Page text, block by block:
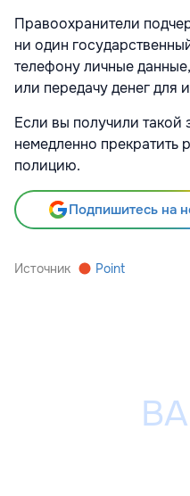
Правоохранители
ни один
телефону личные
или передачу денег для
Если вы получили такой
немедленно прекратить
полицию.
Подпишитесь на
Источник Point